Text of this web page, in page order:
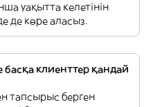
уақытта келетінін
де көре аласыз.
басқа клиенттер қандай
тапсырыс берген